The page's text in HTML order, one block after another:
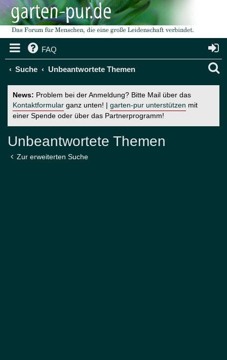
FAQ
Suche Unbeantwortete Themen
News: Problem bei der Anmeldung? Bitte Mail über das
Kontaktformular ganz unten! | garten-pur unterstützen mit
einer Spende oder über das Partnerprogramm!
Unbeantwortete Themen
Zur erweiterten Suche